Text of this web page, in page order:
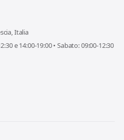
Italia
e 14:00-19:00 • Sabato: 09:00-12:30